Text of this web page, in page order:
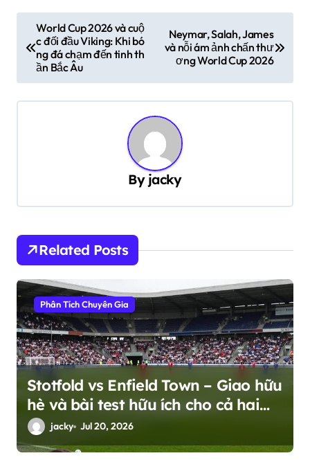
o
g
i
o
n
World Cup 2026 và cuộ
c đối đầu Viking: Khi bó
ng đá chạm đến tinh th
ần Bắc Âu
Neymar, Salah, James
và nỗi ám ảnh chấn thư
ơng World Cup 2026
By jacky
Related Posts
Phân Tích Chuyên Gia
Stotfold vs Enfield Town – Giao hữu
hè và bài test hữu ích cho cả hai
bênjacky Jul 20, 2026